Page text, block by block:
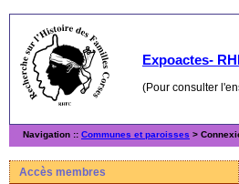
Expoactes-
(Pour consulter
Navigation :: Communes et paroisses >
Accès membres